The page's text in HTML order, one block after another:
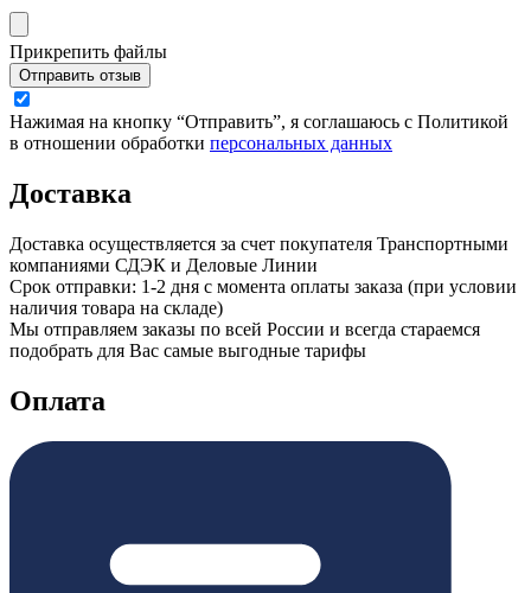
Прикрепить файлы
Отправить отзыв
Нажимая на кнопку “Отправить”, я соглашаюсь с Политикой
в отношении обработки персональных данных
Доставка
Доставка осуществляется за счет покупателя Транспортными
компаниями СДЭК и Деловые Линии
Срок отправки: 1-2 дня с момента оплаты заказа (при условии
наличия товара на складе)
Мы отправляем заказы по всей России и всегда стараемся
подобрать для Вас самые выгодные тарифы
Оплата